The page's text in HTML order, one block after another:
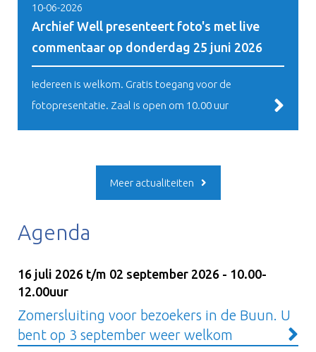
10-06-2026
Archief Well presenteert foto's met live
commentaar op donderdag 25 juni 2026
Iedereen is welkom. Gratis toegang voor de
fotopresentatie. Zaal is open om 10.00 uur
Meer actualiteiten
Agenda
16 juli 2026 t/m 02 september 2026 - 10.00-
12.00uur
Zomersluiting voor bezoekers in de Buun. U
bent op 3 september weer welkom